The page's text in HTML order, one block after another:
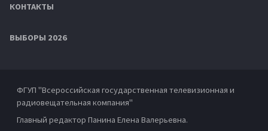
КОНТАКТЫ
ВЫБОРЫ 2026
ФГУП "Всероссийская государственная телевизионная и
радиовещательная компания"
Главный редактор Панина Елена Валерьевна.